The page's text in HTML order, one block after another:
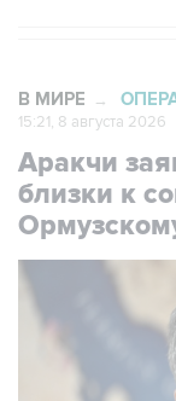
В МИРЕ →
15:21, 8 августа 2026
Аракчи
близки к